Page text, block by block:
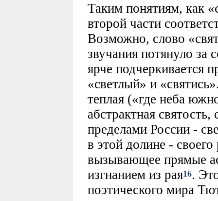
Таким понятиям, как
второй части
Возможно, слово
звучания потянуло за
ярче подчеркивается
«светлый» и
теплая («где неба
абстрактная
пределами России -
в этой долине -
вызывающее прямые
изгнанием из рая16.
поэтического мира